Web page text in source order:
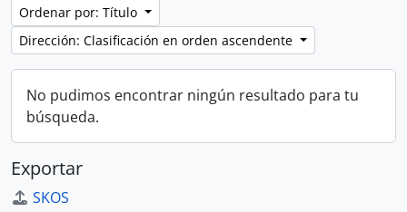
Ordenar por: Título
Dirección: Clasificación en orden ascendente
No pudimos encontrar ningún resultado para tu
búsqueda.
Exportar
SKOS